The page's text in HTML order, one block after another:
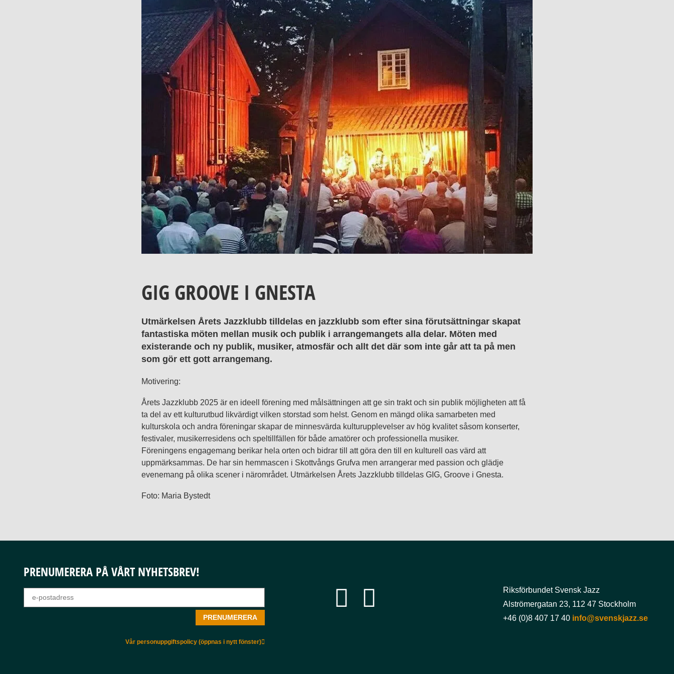
GIG GROOVE I GNESTA
Utmärkelsen Årets Jazzklubb tilldelas en jazzklubb som efter sina förutsättningar skapat
fantastiska möten mellan musik och publik i arrangemangets alla delar. Möten med
existerande och ny publik, musiker, atmosfär och allt det där som inte går att ta på men
som gör ett gott arrangemang.
Motivering:
Årets Jazzklubb 2025 är en ideell förening med målsättningen att ge sin trakt och sin publik möjligheten att få
ta del av ett kulturutbud likvärdigt vilken storstad som helst. Genom en mängd olika samarbeten med
kulturskola och andra föreningar skapar de minnesvärda kulturupplevelser av hög kvalitet såsom konserter,
festivaler, musikerresidens och speltillfällen för både amatörer och professionella musiker.
Föreningens engagemang berikar hela orten och bidrar till att göra den till en kulturell oas värd att
uppmärksammas. De har sin hemmascen i Skottvångs Grufva men arrangerar med passion och glädje
evenemang på olika scener i närområdet. Utmärkelsen Årets Jazzklubb tilldelas GIG, Groove i Gnesta.
Foto: Maria Bystedt
PRENUMERERA PÅ VÅRT NYHETSBREV!
Vår personuppgiftspolicy (öppnas i nytt fönster)
Riksförbundet Svensk Jazz
Alströmergatan 23, 112 47 Stockholm
+46 (0)8 407 17 40info@svenskjazz.se